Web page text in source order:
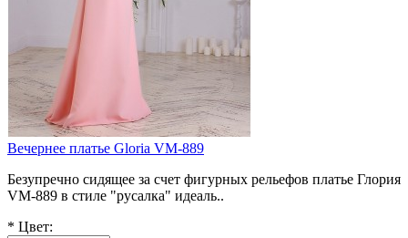
Вечернее платье Gloria VM-889
Безупречно сидящее за счет фигурных рельефов платье Глория
VM-889 в стиле "русалка" идеаль..
* Цвет: